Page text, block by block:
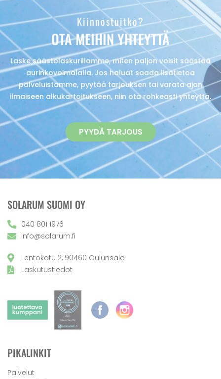
Kiinnostuitko?
OTA MEIHIN YHTEYTTÄ
Laske säästölaskurillamme, miten paljon voisit säästää
aurinkovoimalalla. Jos haluat saada lisätietoa
palveluistamme, pyytää tarjouksen tai varata ajan
ilmaiseen alkukartoitukseen, niin ota rohkeasti yhteyttä.
PYYDÄ TARJOUS
SOLARUM SUOMI OY
040 801 1976
info@solarum.fi
Lentokatu 2, 90460 Oulunsalo
Laskutustiedot
PIKALINKIT
Palvelut